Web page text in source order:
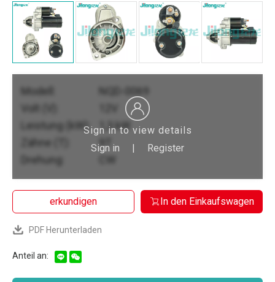
Modell:
NQD-0069
Volt (V):
Leistung (kW):
1,3 kW
Zähne (T):
9T
Drehung:
CW
Sign in to view details
Sign in
Register
erkundigen In den Einkaufswagen
PDF Herunterladen
Anteil an: